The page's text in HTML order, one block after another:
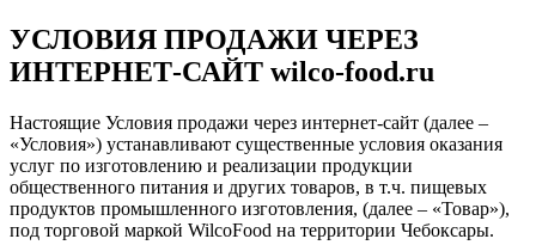
УСЛОВИЯ ПРОДАЖИ ЧЕРЕЗ
ИНТЕРНЕТ-САЙТ wilco-food.ru
Настоящие Условия продажи через интернет-сайт (далее –
«Условия») устанавливают существенные условия оказания
услуг по изготовлению и реализации продукции
общественного питания и других товаров, в т.ч. пищевых
продуктов промышленного изготовления, (далее – «Товар»),
под торговой маркой WilcoFood на территории Чебоксары.